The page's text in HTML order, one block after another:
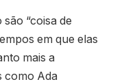
“coisa de
em que elas
mais a
como Ada